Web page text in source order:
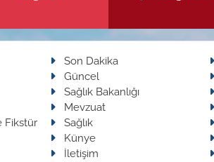
Fikstür
Son Dakika
Güncel
Sağlık Bakanlığı
Mevzuat
Sağlık
Künye
İletişim